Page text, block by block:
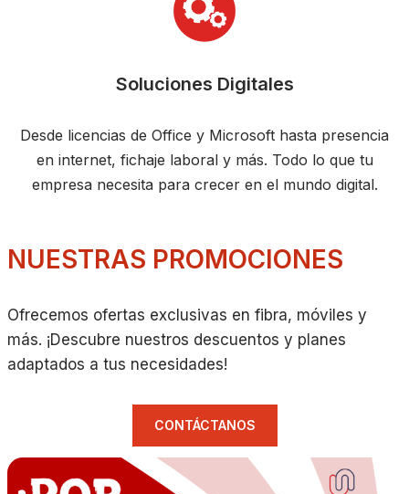
Soluciones Digitales
Desde licencias de Office y Microsoft hasta presencia
en internet, fichaje laboral y más. Todo lo que tu
empresa necesita para crecer en el mundo digital.
NUESTRAS PROMOCIONES
Ofrecemos ofertas exclusivas en fibra, móviles y
más. ¡Descubre nuestros descuentos y planes
adaptados a tus necesidades!
CONTÁCTANOS